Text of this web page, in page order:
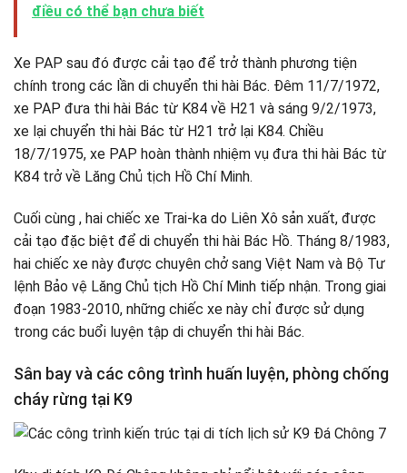
điều có thể bạn chưa biết
Xe PAP sau đó được cải tạo để trở thành phương tiện
chính trong các lần di chuyển thi hài Bác. Đêm 11/7/1972,
xe PAP đưa thi hài Bác từ K84 về H21 và sáng 9/2/1973,
xe lại chuyển thi hài Bác từ H21 trở lại K84. Chiều
18/7/1975, xe PAP hoàn thành nhiệm vụ đưa thi hài Bác từ
K84 trở về Lăng Chủ tịch Hồ Chí Minh.
Cuối cùng , hai chiếc xe Trai-ka do Liên Xô sản xuất, được
cải tạo đặc biệt để di chuyển thi hài Bác Hồ. Tháng 8/1983,
hai chiếc xe này được chuyên chở sang Việt Nam và Bộ Tư
lệnh Bảo vệ Lăng Chủ tịch Hồ Chí Minh tiếp nhận. Trong giai
đoạn 1983-2010, những chiếc xe này chỉ được sử dụng
trong các buổi luyện tập di chuyển thi hài Bác.
Sân bay và các công trình huấn luyện, phòng chống
cháy rừng tại K9